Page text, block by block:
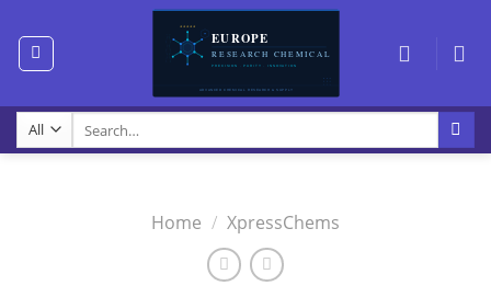
content
for:
Home / XpressChems